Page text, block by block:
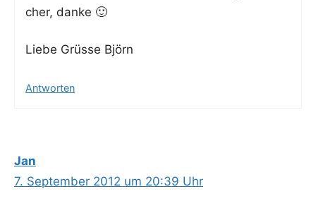
cher, danke 🙂
Lie­be Grüs­se Björn
Antworten
Jan
7. September 2012 um 20:39 Uhr